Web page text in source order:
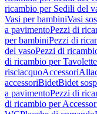
ricambio per Sedili del
Vasi per bambiniVasi
a pavimentoPezzi di
per bambiniPezzi di
del vasoPezzi di
di ricambio per
risciacquoAccessori
accessoriBidetBidet
a pavimentoPezzi di
di ricambio per